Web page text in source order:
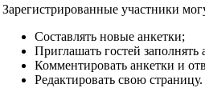
Зарегистрированные участники
Составлять новые анкетки;
Приглашать гостей заполнять
Комментировать анкетки и
Редактировать свою страницу.